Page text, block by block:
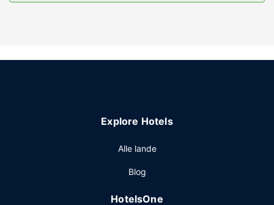
Gør brug af praktiske faciliteter, inklusive gratis trådløs
fra kl. 05.00 til kl. 10.00 mod et gebyr.
gratis aviser i lobbyen og renseri/vaskeservice. Dette hotel
Selvstændig parkering (tillægsgebyr) er til rådighed på
Explore Hotels
Alle lande
Blog
HotelsOne